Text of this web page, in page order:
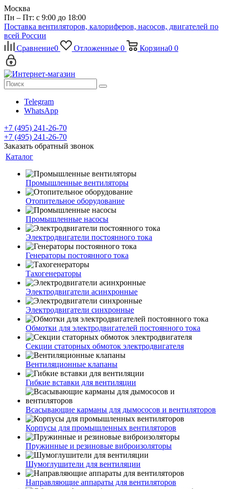
Москва
Пн – Пт: с 9:00 до 18:00
Поставка вентиляторов, калориферов, насосов, двигателей по
всей России
Сравнение0 Отложенные 0 Корзина0 0
Telegram
WhatsApp
+7 (495) 241-26-70
+7 (495) 241-26-70
Заказать обратный звонок
Каталог
Промышленные вентиляторы
Отопительное оборудование
Промышленные насосы
Электродвигатели постоянного тока
Генераторы постоянного тока
Тахогенераторы
Электродвигатели асинхронные
Электродвигатели синхронные
Обмотки для электродвигателей постоянного тока
Секции статорных обмоток электродвигателя
Вентиляционные клапаны
Гибкие вставки для вентиляции
Всасывающие карманы для дымососов и вентиляторов
Корпусы для промышленных вентиляторов
Пружинные и резиновые виброизоляторы
Шумоглушители для вентиляции
Направляющие аппараты для вентиляторов